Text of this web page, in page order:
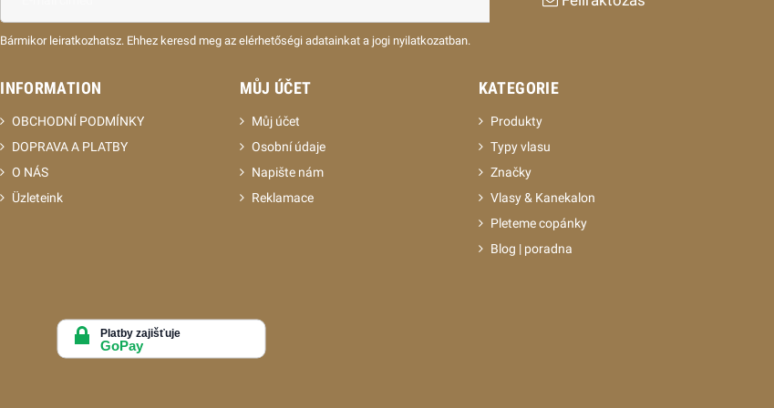
Bármikor leiratkozhatsz. Ehhez keresd meg az elérhetőségi adatainkat a jogi nyilatkozatban.
INFORMATION
OBCHODNÍ PODMÍNKY
DOPRAVA A PLATBY
O NÁS
Üzleteink
MŮJ ÚČET
Můj účet
Osobní údaje
Napište nám
Reklamace
KATEGORIE
Produkty
Typy vlasu
Značky
Vlasy & Kanekalon
Pleteme copánky
Blog | poradna